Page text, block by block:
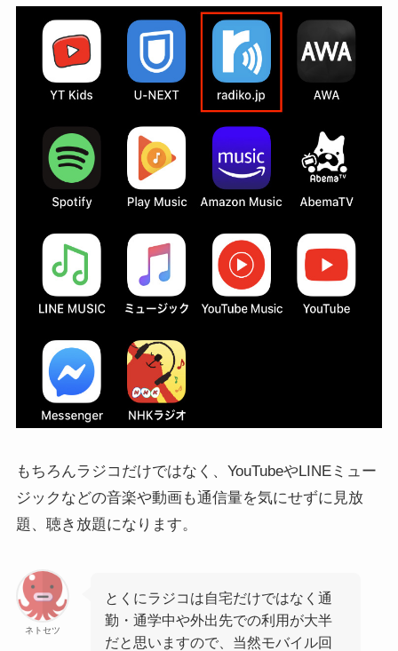
もちろんラジコだけではなく、YouTubeやLINEミュー
ジックなどの音楽や動画も通信量を気にせずに見放
題、聴き放題になります。
ネトセツ
とくにラジコは自宅だけではなく通
勤・通学中や外出先での利用が大半
だと思いますので、当然モバイル回